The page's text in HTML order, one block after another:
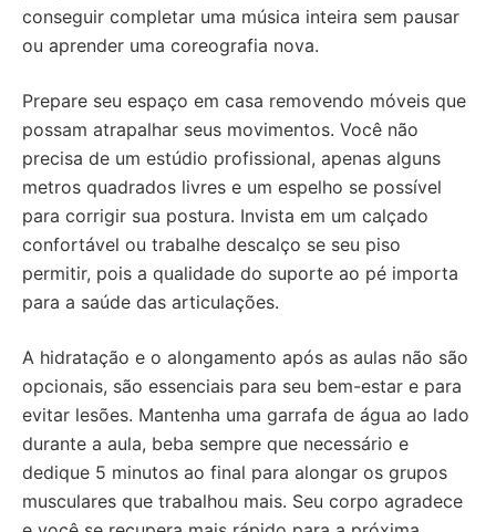
conseguir completar uma música inteira sem pausar
ou aprender uma coreografia nova.
Prepare seu espaço em casa removendo móveis que
possam atrapalhar seus movimentos. Você não
precisa de um estúdio profissional, apenas alguns
metros quadrados livres e um espelho se possível
para corrigir sua postura. Invista em um calçado
confortável ou trabalhe descalço se seu piso
permitir, pois a qualidade do suporte ao pé importa
para a saúde das articulações.
A hidratação e o alongamento após as aulas não são
opcionais, são essenciais para seu bem-estar e para
evitar lesões. Mantenha uma garrafa de água ao lado
durante a aula, beba sempre que necessário e
dedique 5 minutos ao final para alongar os grupos
musculares que trabalhou mais. Seu corpo agradece